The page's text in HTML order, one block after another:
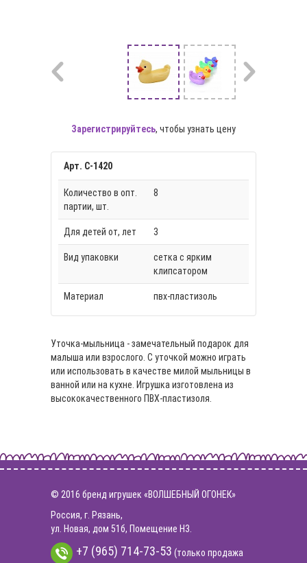
Зарегистрируйтесь, чтобы узнать цену
Арт. С-1420
Количество в опт.
партии, шт.
8
Для детей от, лет 3
Вид упаковки
сетка с ярким
клипсатором
Материал пвх-пластизоль
Уточка-мыльница - замечательный подарок для
малыша или взрослого. С уточкой можно играть
или использовать в качестве милой мыльницы в
ванной или на кухне. Игрушка изготовлена из
высококачественного ПВХ-пластизоля.
© 2016 бренд игрушек «ВОЛШЕБНЫЙ ОГОНЕК»
Россия, г. Рязань,
ул. Новая, дом 51б, Помещение Н3.
+7 (965) 714-73-53 (только продажа